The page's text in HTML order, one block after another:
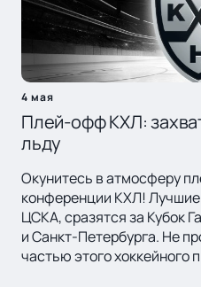
4 мая
Плей-офф КХЛ:
льду
Окунитесь в атмосферу
конференции КХЛ!
ЦСКА, сразятся за Кубок
и Санкт-Петербурга. Не
частью этого хоккейного